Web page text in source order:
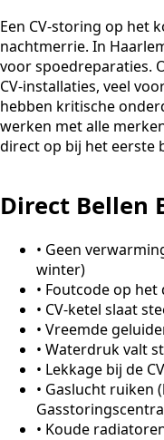
Een CV-storing op het
nachtmerrie. In
voor spoedreparaties.
CV-installaties, veel
hebben kritische
werken met alle
direct op bij het eerste
Direct Bellen
• Geen
winter)
• Foutcode op het
• CV-ketel slaat
• Vreemde
• Waterdruk valt
• Lekkage bij de
• Gaslucht ruiken
• Koude